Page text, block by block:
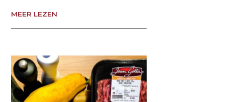
MEER LEZEN